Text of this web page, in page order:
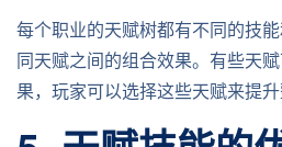
每个职业的天赋树都有不同的技
同天赋之间的组合效果。有些天
果，玩家可以选择这些天赋来提升